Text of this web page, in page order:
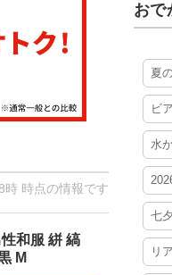
時点の情報です
和服 絣 縞
M
おで
夏
ビ
水
七
リ